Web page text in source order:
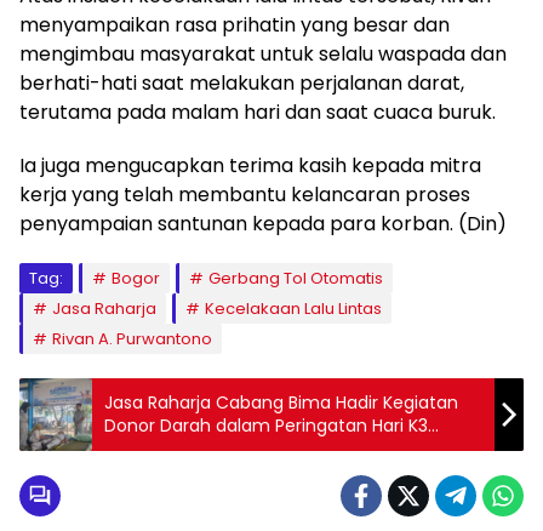
menyampaikan rasa prihatin yang besar dan
mengimbau masyarakat untuk selalu waspada dan
berhati-hati saat melakukan perjalanan darat,
terutama pada malam hari dan saat cuaca buruk.
Ia juga mengucapkan terima kasih kepada mitra
kerja yang telah membantu kelancaran proses
penyampaian santunan kepada para korban. (Din)
Tag: Bogor
Gerbang Tol Otomatis
Jasa Raharja
Kecelakaan Lalu Lintas
Rivan A. Purwantono
Jasa Raharja Cabang Bima Hadir Kegiatan
Donor Darah dalam Peringatan Hari K3
Nasional di Kantor Pelindo Kota Bima